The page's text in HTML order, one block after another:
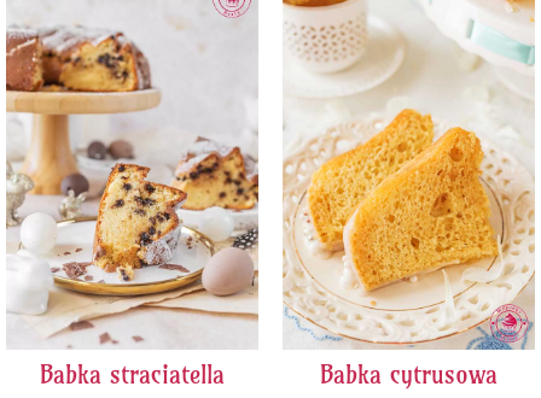
Babka straciatella Babka cytrusowa